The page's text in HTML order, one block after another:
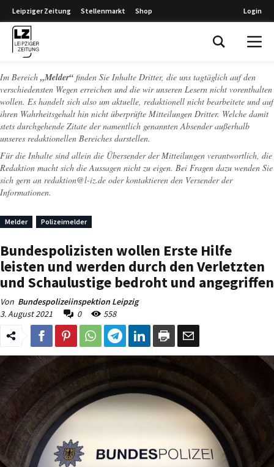
Leipziger Zeitung Stellenmarkt Shop Login
Im Bereich „Melder“ finden Sie Inhalte Dritter, die uns tagtäglich auf den
verschiedensten Wegen erreichen und die wir unseren Lesern nicht vorenthalten
wollen. Es handelt sich also um aktuelle, redaktionell nicht bearbeitete und auf
ihren Wahrheitsgehalt hin nicht überprüfte Mitteilungen Dritter. Welche damit
stets durchgehende Zitate der namentlich genannten Absender außerhalb
unseres redaktionellen Bereiches darstellen.
Für die Inhalte sind allein die Übersender der Mitteilungen verantwortlich, die
Redaktion macht sich die Aussagen nicht zu eigen. Bei Fragen dazu wenden Sie
sich gern an redaktion@l-iz.de oder kontaktieren den Versender der
Informationen.
Melder Polizeimelder
Bundespolizisten wollen Erste Hilfe
leisten und werden durch den Verletzten
und Schaulustige bedroht und angegriffen
Von Bundespolizeiinspektion Leipzig
3. August 2021
0 558